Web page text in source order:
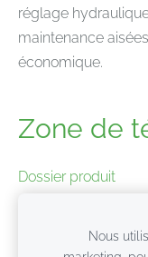
réglage
maintenance
économique.
Zone de
Dossier produit
Nous